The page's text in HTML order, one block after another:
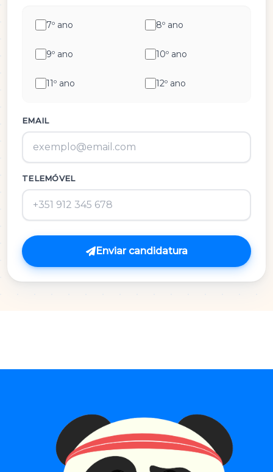
História e Cultura das Artes
Inglês
M.A.C.S.
Matemática 3º Ciclo
Matemática A
Matemática B
Português
7º ano 8º ano
9º ano 10º ano
11º ano 12º ano
EMAIL
TELEMÓVEL
Enviar candidatura